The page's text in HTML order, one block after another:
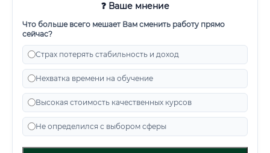
❓ Ваше мнение
Что больше всего мешает Вам сменить работу прямо
сейчас?
Страх потерять стабильность и доход
Нехватка времени на обучение
Высокая стоимость качественных курсов
Не определился с выбором сферы